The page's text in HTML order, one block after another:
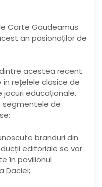
Carte Gaudeamus
an pasionaților de
acestea recent
în rețelele clasice de
jocuri educaționale,
segmentele de
branduri din
editoriale se vor
în pavilionul
Daciei;